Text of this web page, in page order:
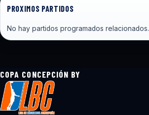
PROXIMOS PARTIDOS
No hay partidos programados relacionados.
COPA CONCEPCIÓN BY